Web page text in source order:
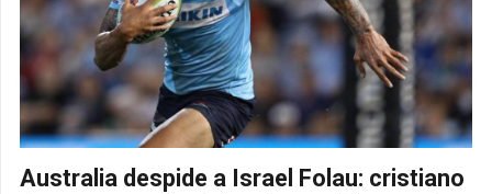
Australia despide a Israel Folau: cristiano